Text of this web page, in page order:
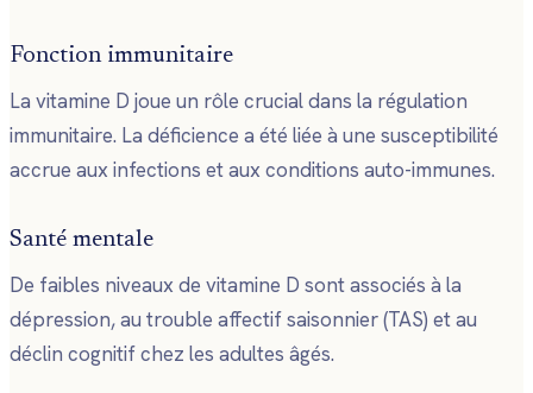
Fonction immunitaire
La vitamine D joue un rôle crucial dans la régulation
immunitaire. La déficience a été liée à une susceptibilité
accrue aux infections et aux conditions auto-immunes.
Santé mentale
De faibles niveaux de vitamine D sont associés à la
dépression, au trouble affectif saisonnier (TAS) et au
déclin cognitif chez les adultes âgés.